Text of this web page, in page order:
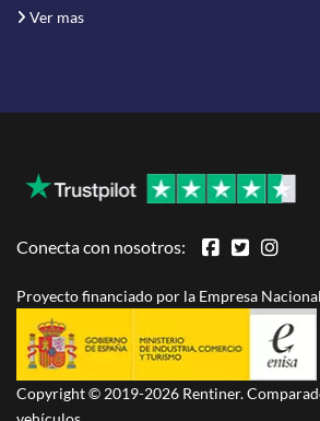
Ver mas
Conecta con nosotros:
Proyecto financiado por la Empresa
Copyright © 2019-2026 Rentiner.